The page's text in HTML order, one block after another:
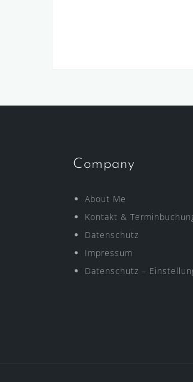
Company
About Me
Kontakt &
Datenschutz
Impressum
Datenschutz –